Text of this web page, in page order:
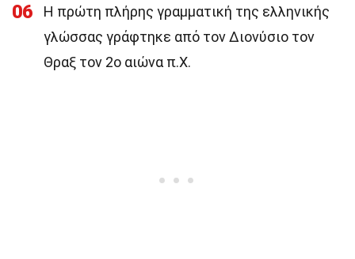
06
Η πρώτη πλήρης γραμματική της ελληνικής
γλώσσας γράφτηκε από τον Διονύσιο τον
Θραξ τον 2ο αιώνα π.Χ.